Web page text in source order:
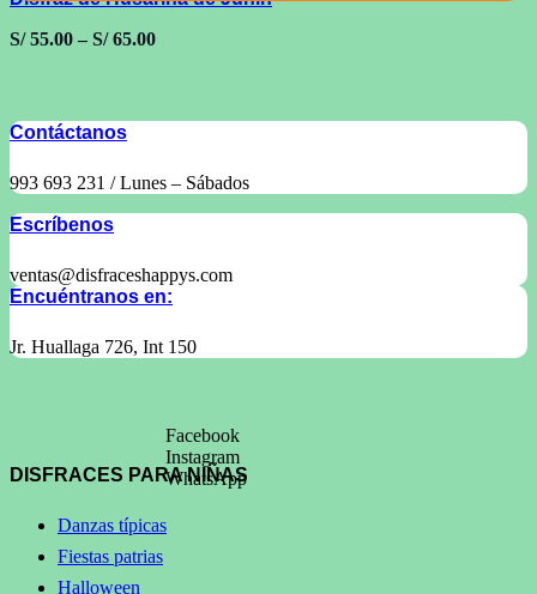
S/55.00 – S/65.00
Contáctanos
993 693 231 / Lunes – Sábados
Escríbenos
ventas@disfraceshappys.com
Encuéntranos en:
Jr. Huallaga 726, Int 150
Facebook
Instagram
WhatsApp
DISFRACES PARA NIÑAS
Danzas típicas
Fiestas patrias
Halloween